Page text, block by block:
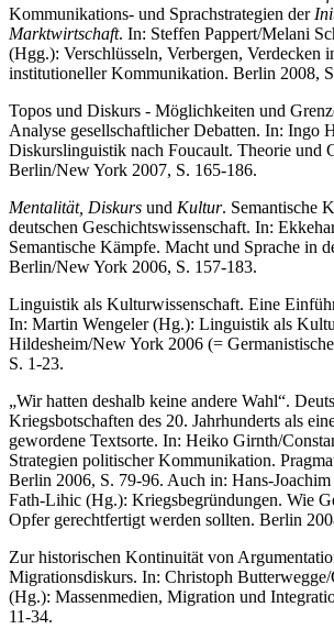
Kommunikations- und Sprachstrategien der
Marktwirtschaft. In: Steffen Pappert/Melani
(Hgg.): Verschlüsseln, Verbergen, Verdecken
institutioneller Kommunikation. Berlin 2008,
Topos und Diskurs - Möglichkeiten und
Analyse gesellschaftlicher De­bat­ten. In: Ingo
Diskurslinguistik nach Foucault. Theorie und
Berlin/New York 2007, S. 165-186.
Mentalität, Diskurs und Kultur. Semantische
deutschen Geschichtswissenschaft. In:
Semantische Kämpfe. Macht und Sprache in
Berlin/New York 2006, S. 157-183.
Linguistik als Kulturwissenschaft. Eine
In: Martin Wengeler (Hg.): Linguistik als
Hildesheim/New York 2006 (=
S. 1-23.
„Wir hatten deshalb keine andere Wahl“.
Kriegsbotschaften des 20. Jahrhunderts als
gewordene Textsorte. In: Heiko Girnth/
Strategien politischer Kommunikation.
Berlin 2006, S. 79-96. Auch in: Hans-
Fath-Lihic (Hg.): Kriegsbegründungen. Wie
Opfer gerechtfertigt werden sollten. Berlin
Zur historischen Kontinuität von
Migrationsdiskurs. In: Christoph
(Hg.): Massenmedien, Migration und
11-34.